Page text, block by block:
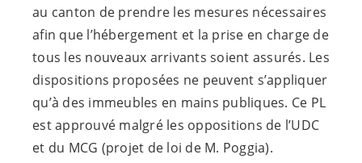
au canton de prendre les mesures nécessaires
afin que l’hébergement et la prise en charge de
tous les nouveaux arrivants soient assurés. Les
dispositions proposées ne peuvent s’appliquer
qu’à des immeubles en mains publiques. Ce PL
est approuvé malgré les oppositions de l’UDC
et du MCG (projet de loi de M. Poggia).